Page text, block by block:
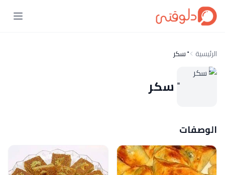
الرئيسية ً سكر
ً سكر
الوصفات